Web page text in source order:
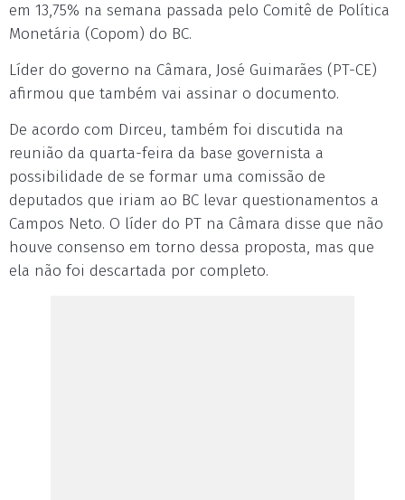
em 13,75% na semana passada pelo Comitê de Política
Monetária (Copom) do BC.
Líder do governo na Câmara, José Guimarães (PT-CE)
afirmou que também vai assinar o documento.
De acordo com Dirceu, também foi discutida na
reunião da quarta-feira da base governista a
possibilidade de se formar uma comissão de
deputados que iriam ao BC levar questionamentos a
Campos Neto. O líder do PT na Câmara disse que não
houve consenso em torno dessa proposta, mas que
ela não foi descartada por completo.